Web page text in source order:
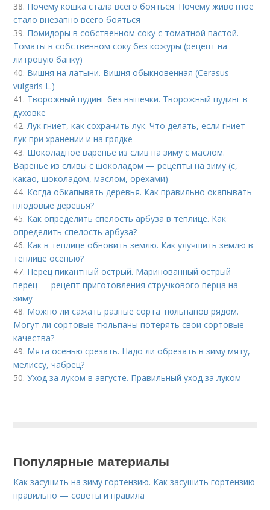
38. Почему кошка стала всего бояться. Почему животное
стало внезапно всего бояться
39. Помидоры в собственном соку с томатной пастой.
Томаты в собственном соку без кожуры (рецепт на
литровую банку)
40. Вишня на латыни. Вишня обыкновенная (Cerasus
vulgaris L.)
41. Творожный пудинг без выпечки. Творожный пудинг в
духовке
42.Лук гниет, как сохранить лук. Что делать, если гниет
лук при хранении и на грядке
43. Шоколадное варенье из слив на зиму с маслом.
Варенье из сливы с шоколадом — рецепты на зиму (с,
какао, шоколадом, маслом, орехами)
44. Когда обкапывать деревья. Как правильно окапывать
плодовые деревья?
45. Как определить спелость арбуза в теплице. Как
определить спелость арбуза?
46. Как в теплице обновить землю. Как улучшить землю в
теплице осенью?
47. Перец пикантный острый. Маринованный острый
перец — рецепт приготовления стручкового перца на
зиму
48. Можно ли сажать разные сорта тюльпанов рядом.
Могут ли сортовые тюльпаны потерять свои сортовые
качества?
49. Мята осенью срезать. Надо ли обрезать в зиму мяту,
мелиссу, чабрец?
50.Уход за луком в августе. Правильный уход за луком
Популярные материалы
Как засушить на зиму гортензию. Как засушить гортензию
правильно — советы и правила